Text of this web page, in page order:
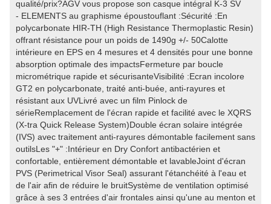
qualité/prix?AGV vous propose son casque intégral K-3 SV
- ELEMENTS au graphisme époustouflant :Sécurité :En
polycarbonate HIR-TH (High Resistance Thermoplastic Resin)
offrant résistance pour un poids de 1490g +/- 50Calotte
intérieure en EPS en 4 mesures et 4 densités pour une bonne
absorption optimale des impactsFermeture par boucle
micrométrique rapide et sécurisanteVisibilité :Ecran incolore
GT2 en polycarbonate, traité anti-buée, anti-rayures et
résistant aux UVLivré avec un film Pinlock de
sérieRemplacement de l'écran rapide et facilité avec le XQRS
(X-tra Quick Release System)Double écran solaire intégrée
(IVS) avec traitement anti-rayures démontable facilement sans
outilsLes "+" :Intérieur en Dry Confort antibactérien et
confortable, entièrement démontable et lavableJoint d'écran
PVS (Perimetrical Visor Seal) assurant l'étanchéité à l'eau et
de l'air afin de réduire le bruitSystème de ventilation optimisé
grâce à ses 3 entrées d'air frontales ainsi qu'une au menton et